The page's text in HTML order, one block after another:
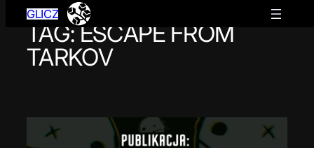
Przejdź
GLICZ
TAG:ESCAPE FROM
TARKOV